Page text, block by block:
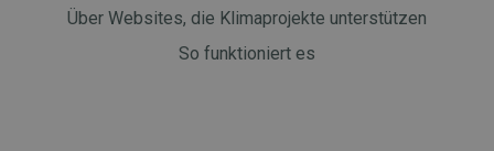
Über Websites, die Klimaprojekte unterstützen
So funktioniert es